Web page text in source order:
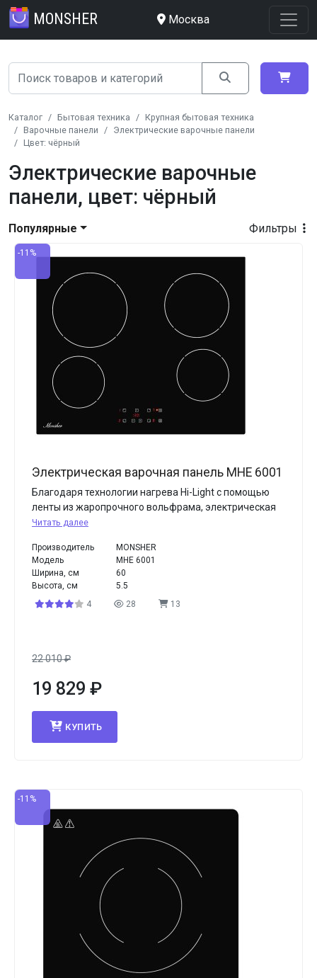
MONSHER Москва
Каталог Бытовая техника
Крупная бытовая техника
Варочные панели
Электрические варочные панели
Цвет: чёрный
Электрические варочные
панели, цвет: чёрный
Фильтры
Популярные
-11%
Электрическая варочная панель MHE 6001
Благодаря технологии нагрева Hi-Light с помощью
ленты из жаропрочного вольфрама, электрическая
Читать далее
Производитель
MONSHER
Модель
MHE 6001
Ширина, см
60
Высота, см
5.5
4
28 13
22 010₽
19 829 ₽
КУПИТЬ
-11%